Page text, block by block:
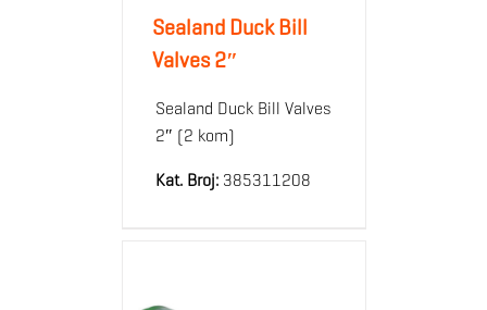
Sealand Duck Bill
Valves 2″
Sealand Duck Bill Valves
2″ (2 kom)
Kat. Broj:385311208